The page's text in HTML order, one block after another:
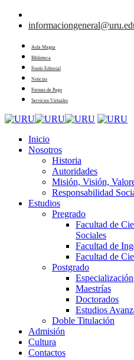
Aula Magna
Biblioteca
Fondo Editorial
Noticias
Formas de Pago
Servicios Virtuales
Inicio
Nosotros
Historia
Autoridades
Misión, Visión,
Responsabilidad
Estudios
Pregrado
Facultad de
Sociales
Facultad de
Facultad de
Postgrado
Especialización
Maestrías
Doctorados
Estudios
Doble Titulación
Admisión
Cultura
Contactos